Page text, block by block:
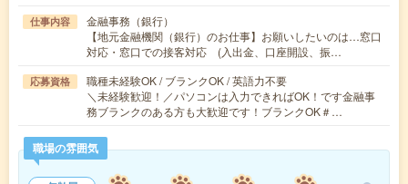
仕事内容
金融事務（銀行）
【地元金融機関（銀行）のお仕事】お願いしたいのは…窓口
対応・窓口での接客対応 (入出金、口座開設、振…
応募資格
職種未経験OK / ブランクOK / 英語力不要
＼未経験歓迎！／パソコンは入力できればOK！です金融事
務ブランクのある方も大歓迎です！ブランクOK＃…
職場の雰囲気